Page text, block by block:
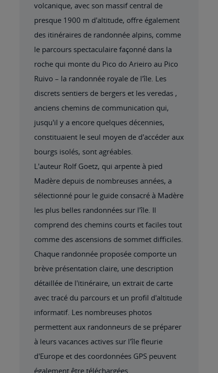
volcanique, avec son massif central de
presque 1900 m d'altitude, offre également
des itinéraires de randonnée alpins, comme
le parcours spectaculaire façonné dans la
roche qui monte du Pico do Arieiro au Pico
Ruivo – la randonnée royale de l'île. Les
discrets sentiers de bergers et les veredas ,
anciens chemins de communication qui,
jusqu'il y a encore quelques décennies,
constituaient le seul moyen de d'accéder aux
bourgs isolés, sont agréables.
L'auteur Rolf Goetz, qui arpente à pied
Madère depuis de nombreuses années, a
sélectionné pour le guide consacré à Madère
les plus belles randonnées sur l'île. Il
comprend des chemins courts et faciles tout
comme des ascensions de sommet difficiles.
Chaque randonnée proposée comporte un
brève présentation claire, une description
détaillée de l'itinéraire, un extrait de carte
avec tracé du parcours et un profil d'altitude
informatif. Les nombreuses photos
permettent aux randonneurs de se préparer
à leurs vacances actives sur l'île fleurie
d'Europe et des coordonnées GPS peuvent
également être téléchargées.